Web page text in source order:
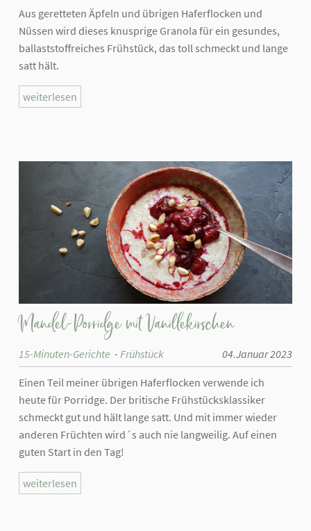
Aus geretteten Äpfeln und übrigen Haferflocken und
Nüssen wird dieses knusprige Granola für ein gesundes,
ballaststoffreiches Frühstück, das toll schmeckt und lange
satt hält.
weiterlesen
Mandel-Porridge mit Vanillekirschen
15-Minuten-Gerichte Frühstück 04.Januar 2023
Einen Teil meiner übrigen Haferflocken verwende ich
heute für Porridge. Der britische Frühstücksklassiker
schmeckt gut und hält lange satt. Und mit immer wieder
anderen Früchten wird´s auch nie langweilig. Auf einen
guten Start in den Tag!
weiterlesen